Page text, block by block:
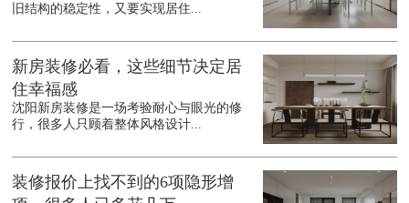
旧结构的稳定性，又要实现居住...
新房装修必看，这些细节决定居
住幸福感
沈阳新房装修是一场考验耐心与眼光的修
行，很多人只顾着整体风格设计...
装修报价上找不到的6项隐形增